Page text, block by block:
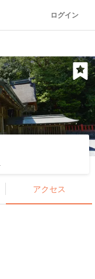
ログイン
アクセス